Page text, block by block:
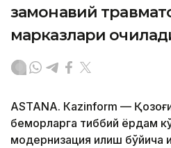
замонавий
марказлари
ASTANА. Кazinform —
беморларга тиббий ёрдам
модернизация қилиш бўйича